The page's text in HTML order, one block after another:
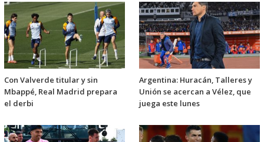
Con Valverde titular y sin
Mbappé, Real Madrid prepara
el derbi
Argentina: Huracán, Talleres y
Unión se acercan a Vélez, que
juega este lunes